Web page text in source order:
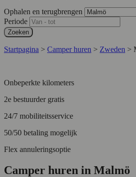
Ophalen en terugbrengen
Periode
Zoeken
Startpagina > Camper huren > Zweden >
Onbeperkte kilometers
2e bestuurder gratis
24/7 mobiliteitsservice
50/50 betaling mogelijk
Flex annuleringsoptie
Camper huren in Malmö